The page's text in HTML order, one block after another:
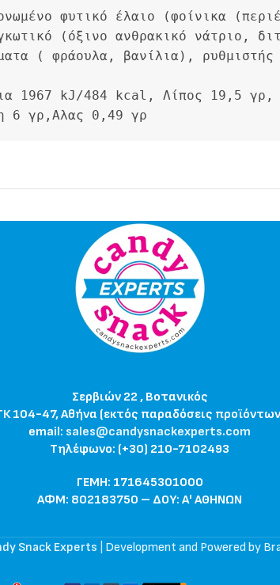
φυτικό έλαιο (φοίνικα
(όξινο ανθρακικό νάτριο,
( φράουλα, βανίλια),
1967 kJ/484 kcal, Λίπος 19,5
6 γρ,Αλας 0,49 γρ
Σερβιών 22 , Βοτανικός
104-47, Αθήνα (εκτός παραδόσεις
email: sales@candysnackexperts.com
Τηλέφωνο: (+30) 210-7102493
ΓΕΜΗ: 171645301000
ΑΦΜ: 802183750 – ΔΟΥ: Α' ΑΘΗΝΩΝ
Snack Experts Development and Powered by